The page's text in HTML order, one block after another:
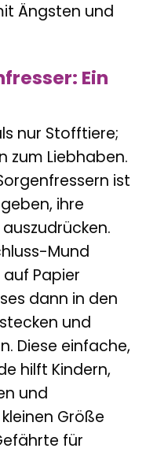
Ängsten und
Ein
nur Stofftiere;
zum Liebhaben.
ist
ihre
Mund
Papier
dann in den
und
Diese einfache,
hilft Kindern,
und
Größe
für